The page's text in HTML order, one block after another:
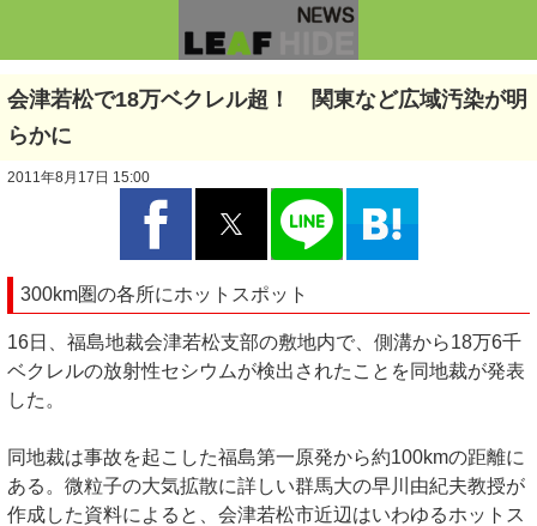
会津若松で18万ベクレル超！ 関東など広域汚染が明
らかに
2011年8月17日 15:00
300km圏の各所にホットスポット
16日、福島地裁会津若松支部の敷地内で、側溝から18万6千
ベクレルの放射性セシウムが検出されたことを同地裁が発表
した。
同地裁は事故を起こした福島第一原発から約100kmの距離に
ある。微粒子の大気拡散に詳しい群馬大の早川由紀夫教授が
作成した資料によると、会津若松市近辺はいわゆるホットス